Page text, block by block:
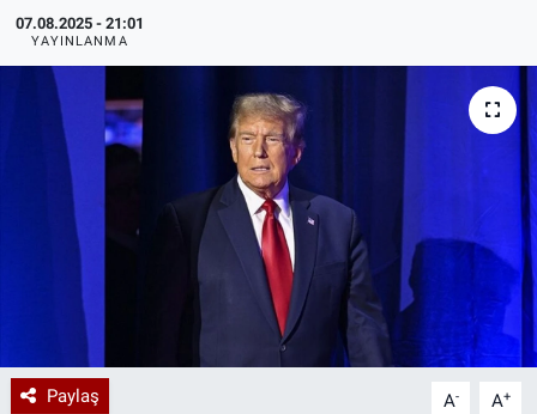
07.08.2025 - 21:01
YAYINLANMA
Paylaş A- A+
Özel Haberler
Kadın
Erişim Bilgileri
Sağlık